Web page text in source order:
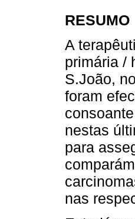
RESUMO
A
primária /
S.João,
foram
nestas
para
nas